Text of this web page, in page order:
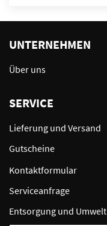
UNTERNEHMEN
Über uns
SERVICE
Lieferung und Versand
Gutscheine
Kontaktformular
Serviceanfrage
Entsorgung und Umwelt